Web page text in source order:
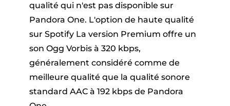
qualité qui n'est pas disponible sur
Pandora One. L'option de haute qualité
sur Spotify La version Premium offre un
son Ogg Vorbis à 320 kbps,
généralement considéré comme de
meilleure qualité que la qualité sonore
standard AAC à 192 kbps de Pandora